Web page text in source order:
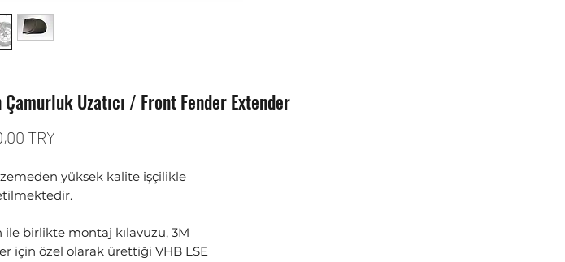
Uzatıcı / Front Fender Extender
TRY
yüksek kalite işçilikle
birlikte montaj kılavuzu, 3M
için özel olarak ürettiği VHB LSE